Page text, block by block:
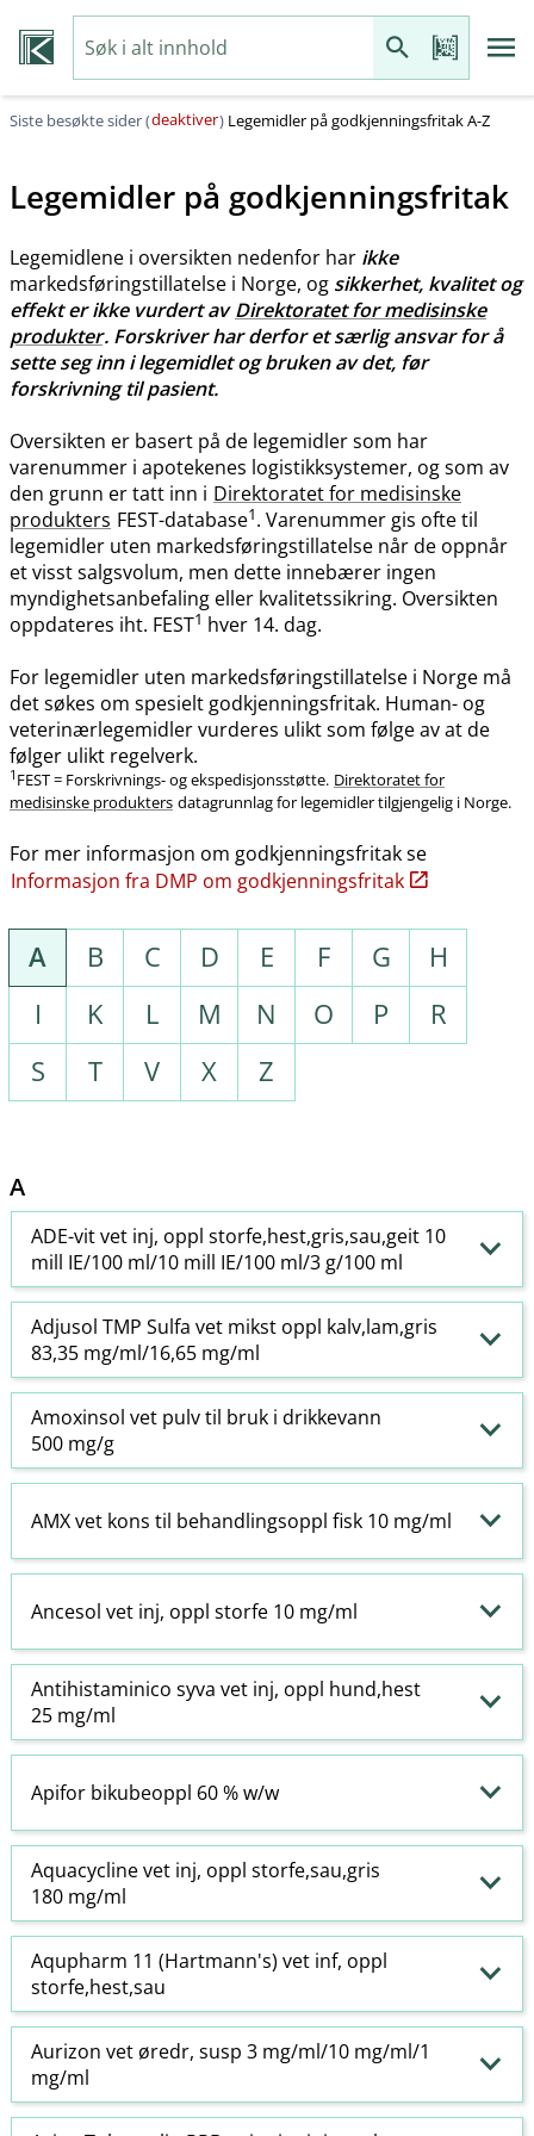
Siste besøkte sider (deaktiver) Legemidler på godkjenningsfritak A-Z
Legemidler på godkjenningsfritak
Legemidlene i oversikten nedenfor har ikke
markedsføringstillatelse i Norge, og sikkerhet, kvalitet og
effekt er ikke vurdert avDirektoratet for medisinske
produkter. Forskriver har derfor et særlig ansvar for å
sette seg inn i legemidlet og bruken av det, før
forskrivning til pasient.
Oversikten er basert på de legemidler som har
varenummer i apotekenes logistikksystemer, og som av
den grunn er tatt inn i Direktoratet for medisinske
produkters FEST-database1. Varenummer gis ofte til
legemidler uten markedsføringstillatelse når de oppnår
et visst salgsvolum, men dette innebærer ingen
myndighetsanbefaling eller kvalitetssikring. Oversikten
oppdateres iht. FEST1 hver 14. dag.
For legemidler uten markedsføringstillatelse i Norge må
det søkes om spesielt godkjenningsfritak. Human- og
veterinærlegemidler vurderes ulikt som følge av at de
følger ulikt regelverk.
1 FEST = Forskrivnings- og ekspedisjonsstøtte. Direktoratet for
medisinske produkters datagrunnlag for legemidler tilgjengelig i Norge.
For mer informasjon om godkjenningsfritak se
Informasjon fra DMP om godkjenningsfritak
A B C D E F G
H
I
K L M N O P
R
S
T V X Z
A
ADE-vit vet inj, oppl storfe,hest,gris,sau,geit 10
mill IE/100 ml/10 mill IE/100 ml/3 g/100 ml
Adjusol TMP Sulfa vet mikst oppl kalv,lam,gris
83,35 mg/ml/16,65 mg/ml
Amoxinsol vet pulv til bruk i drikkevann
500 mg/g
AMX vet kons til behandlingsoppl fisk 10 mg/ml
Ancesol vet inj, oppl storfe 10 mg/ml
Antihistaminico syva vet inj, oppl hund,hest
25 mg/ml
Apifor bikubeoppl 60 % w​/​w
Aquacycline vet inj, oppl storfe,sau,gris
180 mg/ml
Aqupharm 11 (Hartmann's) vet inf, oppl
storfe,hest,sau
Aurizon vet øredr, susp 3 mg/ml/10 mg/ml/1
mg/ml